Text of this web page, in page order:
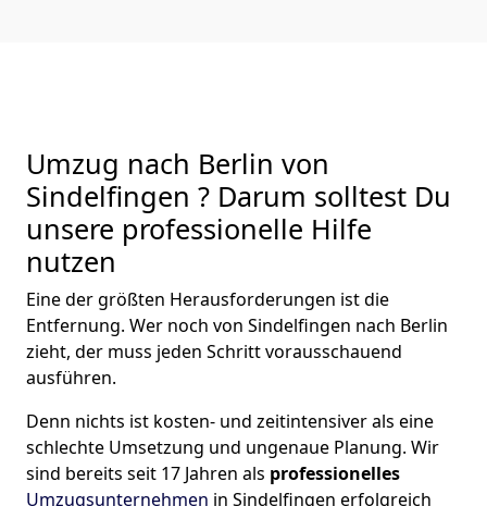
Umzug nach Berlin von
Sindelfingen ? Darum solltest Du
unsere professionelle Hilfe
nutzen
Eine der größten Herausforderungen ist die
Entfernung. Wer noch von Sindelfingen nach Berlin
zieht, der muss jeden Schritt vorausschauend
ausführen.
Denn nichts ist kosten- und zeitintensiver als eine
schlechte Umsetzung und ungenaue Planung. Wir
sind bereits seit 17 Jahren als professionelles
Umzugsunternehmen in Sindelfingen erfolgreich